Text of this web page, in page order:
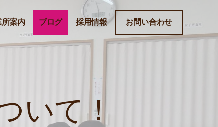
所案内 ブログ 採用情報 お問い合わせ
いて！